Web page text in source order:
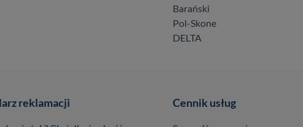
Barański
Pol-Skone
DELTA
reklamacji Cennik usług